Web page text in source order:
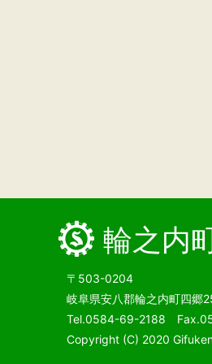
輪之内
〒503-0204
岐阜県安八郡輪之内町四郷
Tel.0584-69-2188
Copyright (C) 2020